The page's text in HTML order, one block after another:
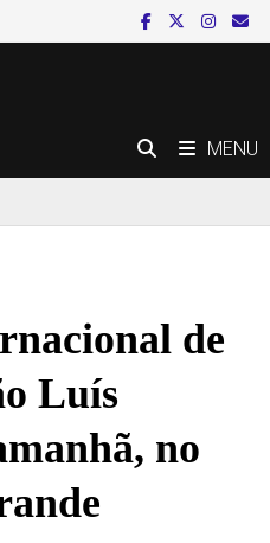
MENU
de
Luís
no